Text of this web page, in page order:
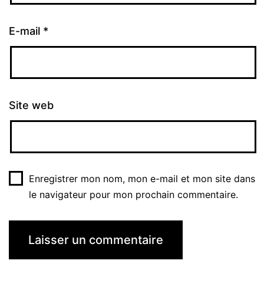
E-mail *
Site web
Enregistrer mon nom, mon e-mail et mon site dans
le navigateur pour mon prochain commentaire.